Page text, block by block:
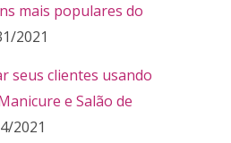
mais populares do
2021
seus clientes usando
e Salão de
2021